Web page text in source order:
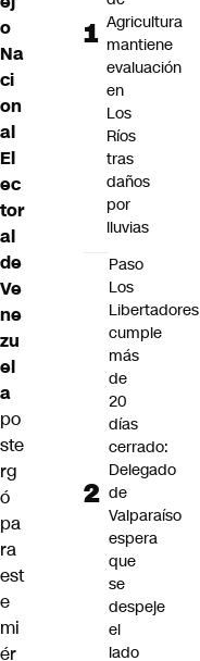
o
Na
ci
on
al
El
ec
tor
al
de
Ve
ne
zu
el
a
po
ste
rg
ó
pa
ra
est
e
mi
ér
Agricultura
mantiene
evaluación
en
Los
Ríos
tras
daños
por
lluvias
Paso
Los
Libertadores
cumple
más
de
20
días
cerrado:
Delegado
de
Valparaíso
espera
que
se
despeje
el
lado